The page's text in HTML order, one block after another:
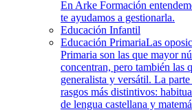
En Arke Formación
te ayudamos a gestionarla.
Educación Infantil
Educación PrimariaLas
Primaria son las que mayor
concentran, pero también las
generalista y versátil. La
rasgos más distintivos:
de lengua castellana y